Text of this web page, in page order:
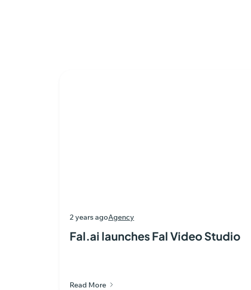
2 years agoAgency
Fal.ai launches Fal Video Studio
Read More